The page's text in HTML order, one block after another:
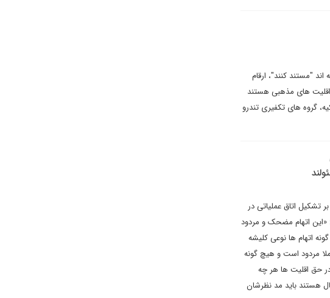
"مستند کنند"، ارقام
اقلیت های مذهبی هستند
گروه های تکفیری تندرو
تشکیل اتاق عملیاتی در
«این اتهام مضحک و مردود
اتهام ها نوعی کلیشه
مردود است و هیچ گونه
حق اقلیت ها هر چه
هستند باید مد نظرشان